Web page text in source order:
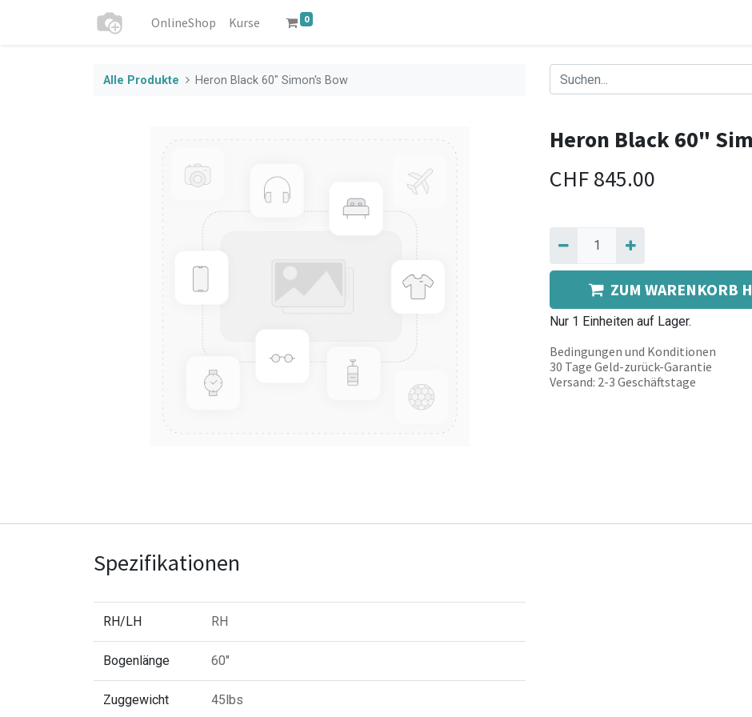
OnlineShop Kurse 0
Alle Produkte Heron Black 60" Simon's Bow
Heron Black 60"
CHF845.00
ZUM WARENKORB
Nur 1 Einheiten auf Lager.
Bedingungen und Konditionen
30 Tage Geld-zurück-Garantie
Versand: 2-3 Geschäftstage
Spezifikationen
RH/LH RH
Bogenlänge 60"
Zuggewicht 45lbs